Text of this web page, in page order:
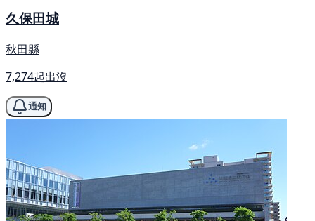
久保田城
秋田縣
7,274起出沒
通知